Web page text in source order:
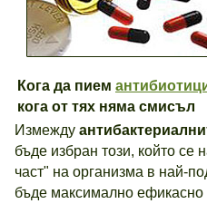
Кога да пием
кога от тях няма смисъл
Измежду
бъде избран този, който се
част" на организма в най-
бъде максимално ефикасно